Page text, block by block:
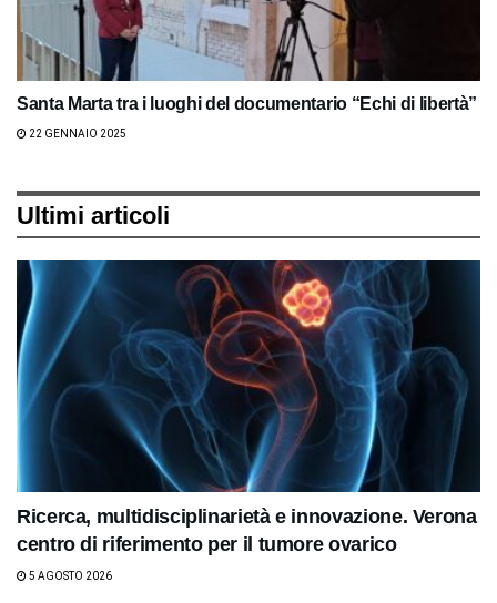
Santa Marta tra i luoghi del documentario “Echi di libertà”
22 GENNAIO 2025
Ultimi articoli
Ricerca, multidisciplinarietà e innovazione. Verona
centro di riferimento per il tumore ovarico
5 AGOSTO 2026